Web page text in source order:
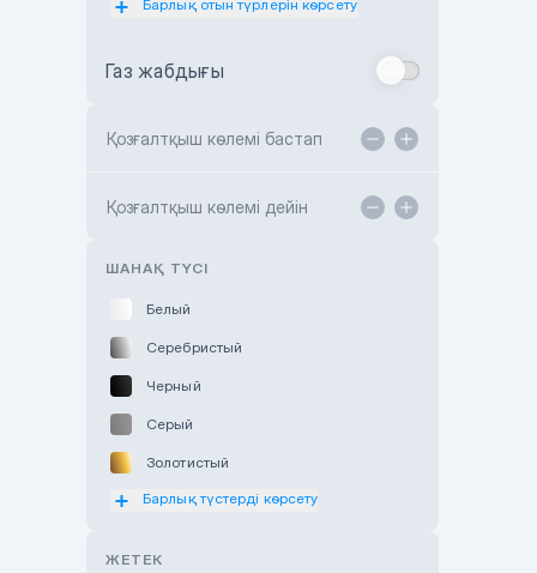
Toyota Astana
TANK Motors Karaganda
Барлық отын түрлерін көрсету
Газ жабдығы
Қозғалтқыш көлемі бастап
Қозғалтқыш көлемі дейін
ШАНАҚ ТҮСІ
Белый
Серебристый
Черный
Серый
Золотистый
Оранжевый
Барлық түстерді көрсету
ЖЕТЕК